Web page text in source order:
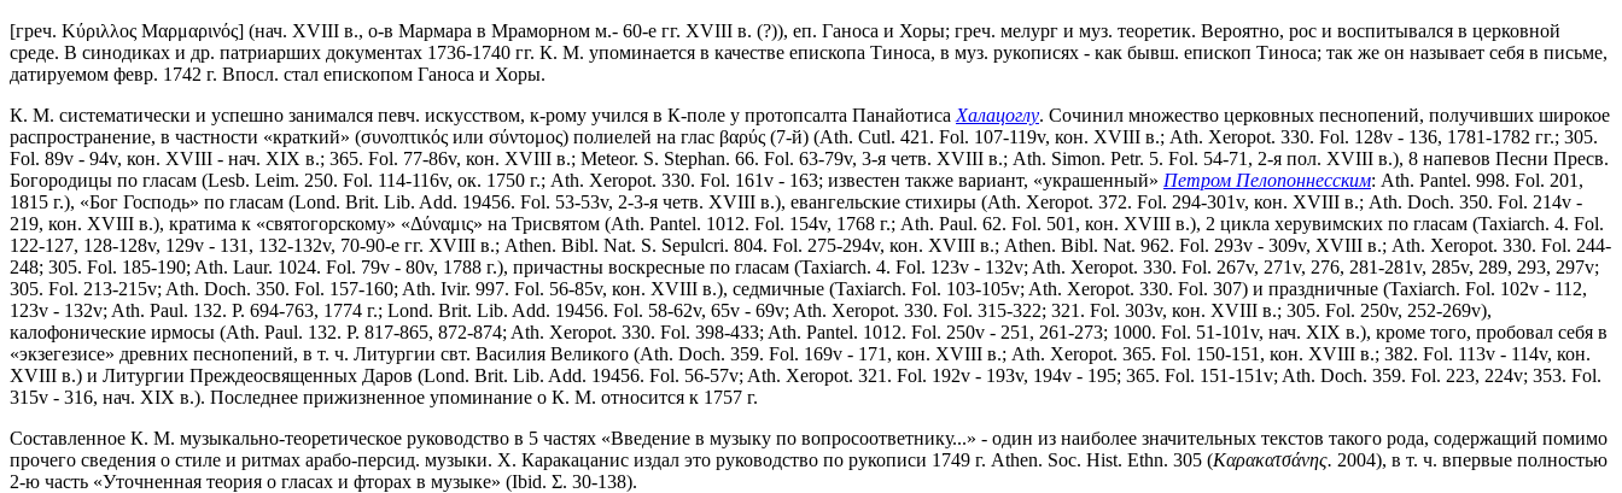
[греч. Κύριλλος Μαρμαρινός] (нач. XVIII в., о-в Мармара в Мраморном м.- 60-е гг. XVIII в. (?)), еп. Ганоса и Хоры; греч. мелург и муз. теоретик. Вероятно, рос и воспитывался в церковной
среде. В синодиках и др. патриарших документах 1736-1740 гг. К. М. упоминается в качестве епископа Тиноса, в муз. рукописях - как бывш. епископ Тиноса; так же он называет себя в письме,
датируемом февр. 1742 г. Впосл. стал епископом Ганоса и Хоры.
К. М. систематически и успешно занимался певч. искусством, к-рому учился в К-поле у протопсалта Панайотиса Халацоглу. Сочинил множество церковных песнопений, получивших широкое
распространение, в частности «краткий» (συνοπτικός или σύντομος) полиелей на глас βαρύς (7-й) (Ath. Cutl. 421. Fol. 107-119v, кон. XVIII в.; Ath. Xeropot. 330. Fol. 128v - 136, 1781-1782 гг.; 305.
Fol. 89v - 94v, кон. XVIII - нач. XIX в.; 365. Fol. 77-86v, кон. XVIII в.; Meteor. S. Stephan. 66. Fol. 63-79v, 3-я четв. XVIII в.; Ath. Simon. Petr. 5. Fol. 54-71, 2-я пол. XVIII в.), 8 напевов Песни Пресв.
Богородицы по гласам (Lesb. Leim. 250. Fol. 114-116v, ок. 1750 г.; Ath. Xeropot. 330. Fol. 161v - 163; известен также вариант, «украшенный» Петром Пелопоннесским: Ath. Pantel. 998. Fol. 201,
1815 г.), «Бог Господь» по гласам (Lond. Brit. Lib. Add. 19456. Fol. 53-53v, 2-3-я четв. XVIII в.), евангельские стихиры (Ath. Xeropot. 372. Fol. 294-301v, кон. XVIII в.; Ath. Doch. 350. Fol. 214v -
219, кон. XVIII в.), кратима к «святогорскому» «Δύναμις» на Трисвятом (Ath. Pantel. 1012. Fol. 154v, 1768 г.; Ath. Paul. 62. Fol. 501, кон. XVIII в.), 2 цикла херувимских по гласам (Taxiarch. 4. Fol.
122-127, 128-128v, 129v - 131, 132-132v, 70-90-е гг. XVIII в.; Athen. Bibl. Nat. S. Sepulcri. 804. Fol. 275-294v, кон. XVIII в.; Athen. Bibl. Nat. 962. Fol. 293v - 309v, XVIII в.; Ath. Xeropot. 330. Fol. 244-
248; 305. Fol. 185-190; Ath. Laur. 1024. Fol. 79v - 80v, 1788 г.), причастны воскресные по гласам (Taxiarch. 4. Fol. 123v - 132v; Ath. Xeropot. 330. Fol. 267v, 271v, 276, 281-281v, 285v, 289, 293, 297v;
305. Fol. 213-215v; Ath. Doch. 350. Fol. 157-160; Ath. Ivir. 997. Fol. 56-85v, кон. XVIII в.), седмичные (Taxiarch. Fol. 103-105v; Ath. Xeropot. 330. Fol. 307) и праздничные (Taxiarch. Fol. 102v - 112,
123v - 132v; Ath. Paul. 132. P. 694-763, 1774 г.; Lond. Brit. Lib. Add. 19456. Fol. 58-62v, 65v - 69v; Ath. Xeropot. 330. Fol. 315-322; 321. Fol. 303v, кон. XVIII в.; 305. Fol. 250v, 252-269v),
калофонические ирмосы (Ath. Paul. 132. P. 817-865, 872-874; Ath. Xeropot. 330. Fol. 398-433; Ath. Pantel. 1012. Fol. 250v - 251, 261-273; 1000. Fol. 51-101v, нач. XIX в.), кроме того, пробовал себя в
«экзегезисе» древних песнопений, в т. ч. Литургии свт. Василия Великого (Ath. Doch. 359. Fol. 169v - 171, кон. XVIII в.; Ath. Xeropot. 365. Fol. 150-151, кон. XVIII в.; 382. Fol. 113v - 114v, кон.
XVIII в.) и Литургии Преждеосвященных Даров (Lond. Brit. Lib. Add. 19456. Fol. 56-57v; Ath. Xeropot. 321. Fol. 192v - 193v, 194v - 195; 365. Fol. 151-151v; Ath. Doch. 359. Fol. 223, 224v; 353. Fol.
315v - 316, нач. XIX в.). Последнее прижизненное упоминание о К. М. относится к 1757 г.
Составленное К. М. музыкально-теоретическое руководство в 5 частях «Введение в музыку по вопросоответнику...» - один из наиболее значительных текстов такого рода, содержащий помимо
прочего сведения о стиле и ритмах арабо-персид. музыки. Х. Каракацанис издал это руководство по рукописи 1749 г. Athen. Soc. Hist. Ethn. 305 (Καρακατσάνης. 2004), в т. ч. впервые полностью
2-ю часть «Уточненная теория о гласах и фторах в музыке» (Ibid. Σ. 30-138).